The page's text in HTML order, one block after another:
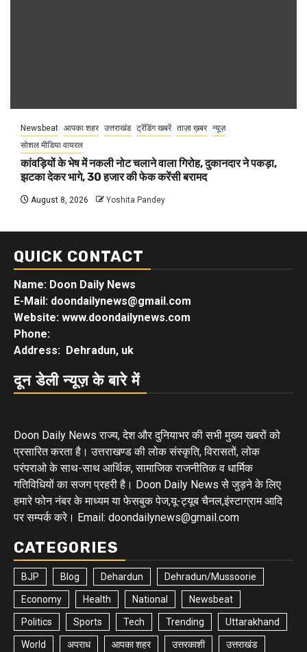
Newsbeat आपका शहर उत्तराखंड ट्रेंडिंग खबरें ताज़ा ख़बर न्यूज़
सोशल मीडिया वायरल
कांवड़ियों के भेष में नकली नोट चलाने वाला गिरोह, दुकानदार ने पकड़ा,
झटका देकर भागे, 30 हजार की फेक करेंसी बरामद
August 8, 2026 Yoshita Pandey
QUICK CONTACT
Name: Doon Daily News
E-Mail: doondailynews@gmail.com
Website: www.doondailynews.com
Phone:
Address: Dehradun, uk
दून डेली न्यूज़ के बारे में
Doon Daily News राज्य, देश और दुनियाभर की सभी मुख्य खबरों को
प्रसारित करता है। उत्तराखण्ड की लोक संस्कृति, विरासतों, लोक
परंपराओ के साथ-साथ आर्थिक, सामाजिक राजनीतिक व धार्मिक
गतिविधियों का सजग प्रहरी है। Doon Daily News से जुड़ने के लिए
हमारे फोन नंबर के माध्यम या फेसबुक पेज,यू-ट्यूब चैनल,इंस्टाग्राम आदि
पर सम्पर्क करे। Email: doondailynews@gmail.com
CATEGORIES
BJP Blog Dehardun Dehradun/Mussoorie
Economy Health National Newsbeat
Politics Sports Tech Trending Uttarakhand
World अपराध आपका शहर उत्तरकाशी उत्तराखंड